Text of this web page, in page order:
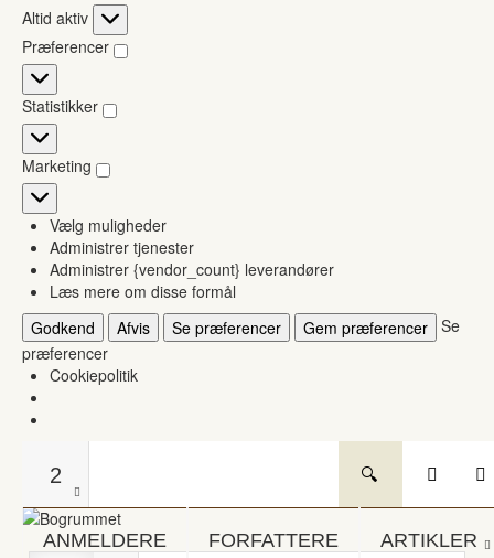
Funktionsdygtig
Altid aktiv
Præferencer
Præferencer
Statistikker
Statistikker
Marketing
Marketing
Vælg muligheder
Administrer tjenester
Administrer {vendor_count} leverandører
Læs mere om disse formål
Godkend
Afvis Se præferencer Gem præferencer Se
præferencer
Cookiepolitik
2
ANMELDERE FORFATTERE ARTIKLER